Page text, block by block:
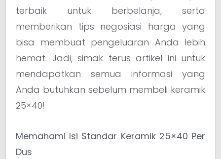
terbaik untuk berbelanja, serta
memberikan tips negosiasi harga yang
bisa membuat pengeluaran Anda lebih
hemat. Jadi, simak terus artikel ini untuk
mendapatkan semua informasi yang
Anda butuhkan sebelum membeli keramik
25×40!
Memahami Isi Standar Keramik 25×40 Per
Dus